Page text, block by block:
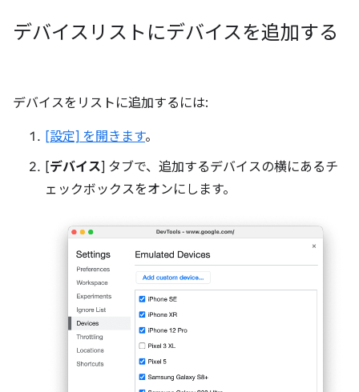
デバイスリストにデバイスを追加する
デバイスをリストに追加するには:
[設定] を開きます。
[デバイス] タブで、追加するデバイスの横にあるチ
ェックボックスをオンにします。